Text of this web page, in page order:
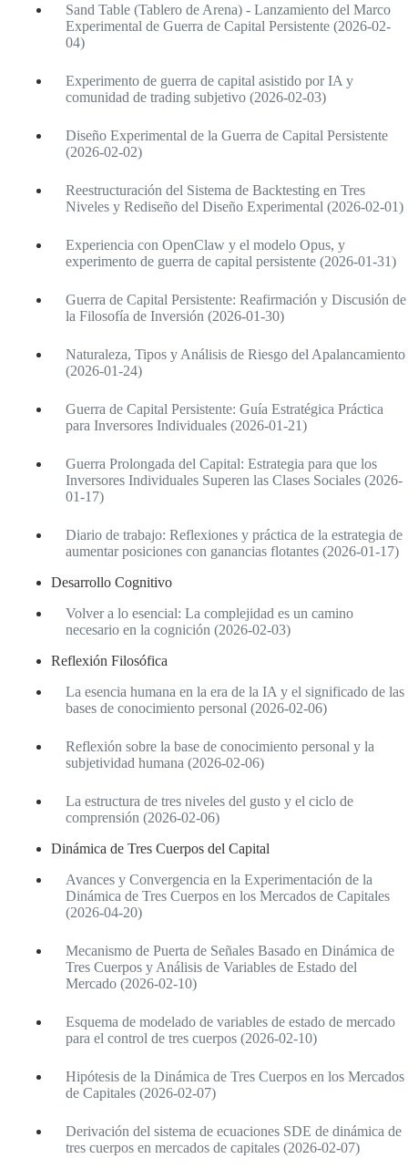
Sand Table (Tablero de Arena) - Lanzamiento del Marco
Experimental de Guerra de Capital Persistente (2026-02-
04)
Experimento de guerra de capital asistido por IA y
comunidad de trading subjetivo (2026-02-03)
Diseño Experimental de la Guerra de Capital Persistente
(2026-02-02)
Reestructuración del Sistema de Backtesting en Tres
Niveles y Rediseño del Diseño Experimental (2026-02-01)
Experiencia con OpenClaw y el modelo Opus, y
experimento de guerra de capital persistente (2026-01-31)
Guerra de Capital Persistente: Reafirmación y Discusión de
la Filosofía de Inversión (2026-01-30)
Naturaleza, Tipos y Análisis de Riesgo del Apalancamiento
(2026-01-24)
Guerra de Capital Persistente: Guía Estratégica Práctica
para Inversores Individuales (2026-01-21)
Guerra Prolongada del Capital: Estrategia para que los
Inversores Individuales Superen las Clases Sociales (2026-
01-17)
Diario de trabajo: Reflexiones y práctica de la estrategia de
aumentar posiciones con ganancias flotantes (2026-01-17)
Desarrollo Cognitivo
Volver a lo esencial: La complejidad es un camino
necesario en la cognición (2026-02-03)
Reflexión Filosófica
La esencia humana en la era de la IA y el significado de las
bases de conocimiento personal (2026-02-06)
Reflexión sobre la base de conocimiento personal y la
subjetividad humana (2026-02-06)
La estructura de tres niveles del gusto y el ciclo de
comprensión (2026-02-06)
Dinámica de Tres Cuerpos del Capital
Avances y Convergencia en la Experimentación de la
Dinámica de Tres Cuerpos en los Mercados de Capitales
(2026-04-20)
Mecanismo de Puerta de Señales Basado en Dinámica de
Tres Cuerpos y Análisis de Variables de Estado del
Mercado (2026-02-10)
Esquema de modelado de variables de estado de mercado
para el control de tres cuerpos (2026-02-10)
Hipótesis de la Dinámica de Tres Cuerpos en los Mercados
de Capitales (2026-02-07)
Derivación del sistema de ecuaciones SDE de dinámica de
tres cuerpos en mercados de capitales (2026-02-07)